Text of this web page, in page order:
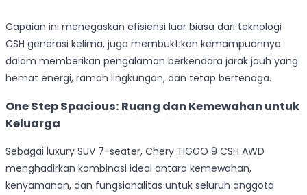
Capaian ini menegaskan efisiensi luar biasa dari teknologi
CSH generasi kelima, juga membuktikan kemampuannya
dalam memberikan pengalaman berkendara jarak jauh yang
hemat energi, ramah lingkungan, dan tetap bertenaga.
One Step Spacious: Ruang dan Kemewahan untuk
Keluarga
Sebagai luxury SUV 7-seater, Chery TIGGO 9 CSH AWD
menghadirkan kombinasi ideal antara kemewahan,
kenyamanan, dan fungsionalitas untuk seluruh anggota